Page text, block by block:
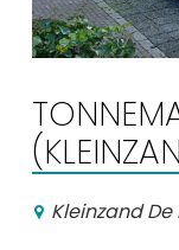
Einkaufen
Häufig
Stadtplan
Kleinzand De